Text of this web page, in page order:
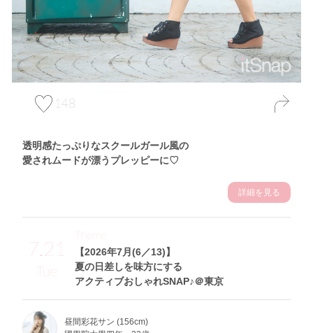
148
透明感たっぷりなスクールガール風の
愛されムードが漂うプレッピーに♡
詳細を見る
7.21
Tue
【2026年7月(6／13)】
夏の日差しを味方にする
アクティブおしゃれSNAP♪＠東京
Theme
昼間彩花サン (156cm)